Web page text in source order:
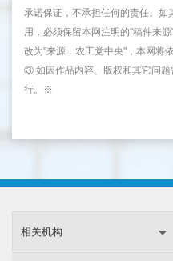
承诺保证，不承担任何的责任。
用，必须保留本网注明的"稿件来
改为"来源：农工党中央"，本网将
③ 如因作品内容、版权和其它问
行。※
相关机构